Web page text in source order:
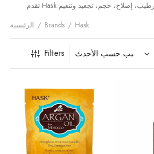
الرئيسية / Brands / Hask
Filters
فيتامينات